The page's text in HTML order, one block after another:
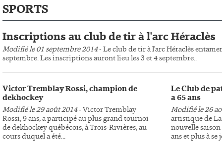
SPORTS
Inscriptions au club de tir à l'arc Héraclès
Modifié le 01 septembre 2014- Le club de tir à l'arc Héraclès
septembre. Les inscriptions auront lieu les 3 et 4 septembre..
Victor Tremblay Rossi, champion de
dekhockey
Modifié le 29 août 2014- Victor Tremblay
Rossi, 9 ans, a participé au plus grand tournoi
de dekhockey québécois, à Trois-Rivières, au
cours duquel a été...
Le Club de
a 65 ans
Modifié le 26
artistique de
nouvelle
ans et plus à se